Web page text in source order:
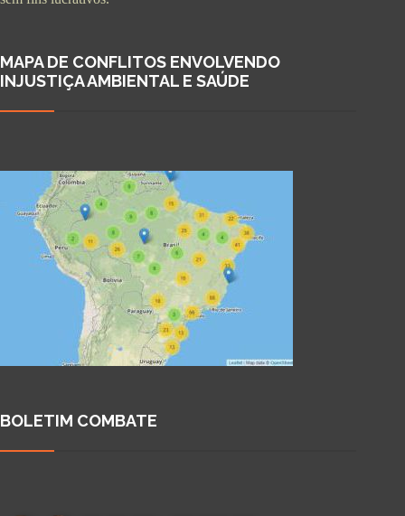
MAPA DE CONFLITOS ENVOLVENDO
INJUSTIÇA AMBIENTAL E SAÚDE
BOLETIM COMBATE